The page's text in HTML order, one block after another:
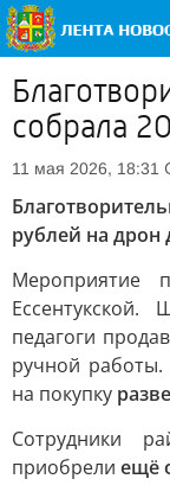
собрала
11 мая 2026, 18:31
рублей на
педагоги
ручной работы.
на покупку
Сотрудники
приобрели ещё